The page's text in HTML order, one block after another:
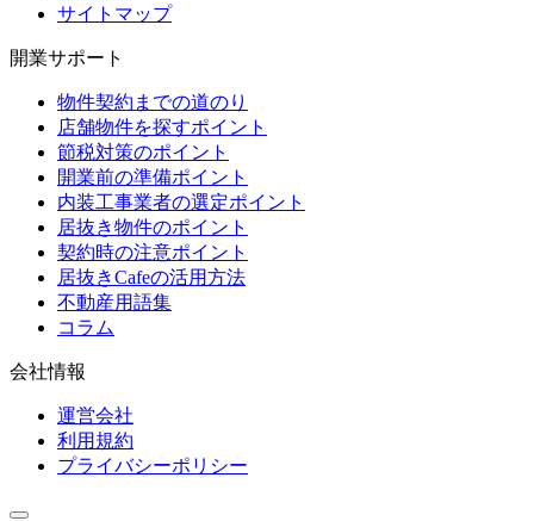
サイトマップ
開業サポート
物件契約までの道のり
店舗物件を探すポイント
節税対策のポイント
開業前の準備ポイント
内装工事業者の選定ポイント
居抜き物件のポイント
契約時の注意ポイント
居抜きCafeの活用方法
不動産用語集
コラム
会社情報
運営会社
利用規約
プライバシーポリシー